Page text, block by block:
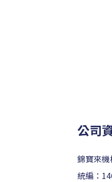
公司
錦寶來
統編：